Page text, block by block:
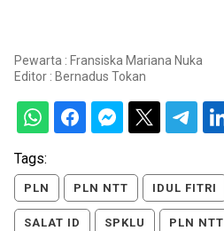
Pewarta : Fransiska Mariana Nuka
Editor : Bernadus Tokan
Tags:
PLN PLN NTT IDUL FITRI
SALAT ID SPKLU PLN NTT